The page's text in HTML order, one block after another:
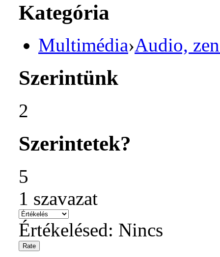
Kategória
Multimédia›Audio,
Szerintünk
2
Szerintetek?
5
1 szavazat
Értékelésed: Nincs